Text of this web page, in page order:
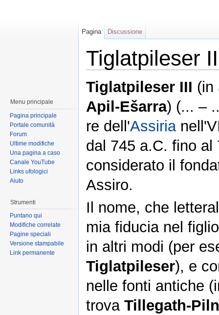
Tiglatpileser
Tiglatpileser III (in
Apil-Ešarra) (... –
re dell'Assiria
dal 745 a.C. fino al
considerato il
Assiro.
Il nome, che
mia fiducia nel
in altri modi (per
Tiglatpileser), e
nelle fonti antiche
trova Tillegath-
Pagina Discussione
Menu principale
Pagina principale
Portale comunità
Forum
Ultime modifiche
Una pagina a caso
Canale YouTube
Links ufologici
Aiuto
Strumenti
Puntano qui
Modifiche correlate
Pagine speciali
Versione stampabile
Link permanente